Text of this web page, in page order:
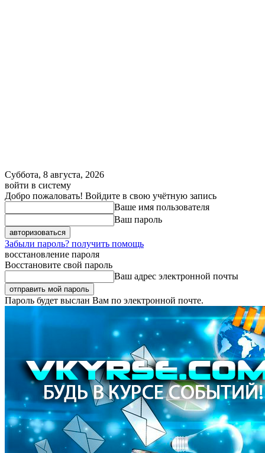
Суббота, 8 августа, 2026
войти в систему
Добро пожаловать! Войдите в свою учётную запись
Ваше имя пользователя
Ваш пароль
Забыли пароль? получить помощь
восстановление пароля
Восстановите свой пароль
Ваш адрес электронной почты
Пароль будет выслан Вам по электронной почте.